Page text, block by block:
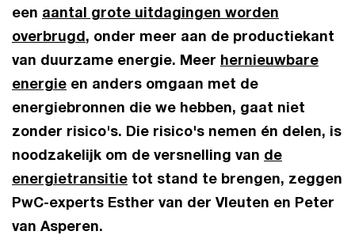
een aantal grote uitdagingen worden
overbrugd, onder meer aan de productiekant
van duurzame energie. Meer hernieuwbare
energie en anders omgaan met de
energiebronnen die we hebben, gaat niet
zonder risico's. Die risico's nemen én delen, is
noodzakelijk om de versnelling van de
energietransitie tot stand te brengen, zeggen
PwC-experts Esther van der Vleuten en Peter
van Asperen.